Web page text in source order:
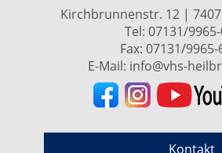
Kirchbrunnenstr. 12 |
Tel: 07131/
Fax: 07131/9965-
E-Mail: info@vhs-
Kontakt